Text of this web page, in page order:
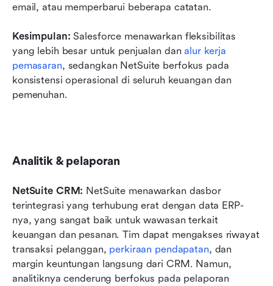
email, atau memperbarui beberapa catatan.
Kesimpulan: Salesforce menawarkan fleksibilitas
yang lebih besar untuk penjualan dan alur kerja
pemasaran, sedangkan NetSuite berfokus pada
konsistensi operasional di seluruh keuangan dan
pemenuhan.
Analitik & pelaporan
NetSuite CRM: NetSuite menawarkan dasbor
terintegrasi yang terhubung erat dengan data ERP-
nya, yang sangat baik untuk wawasan terkait
keuangan dan pesanan. Tim dapat mengakses riwayat
transaksi pelanggan, perkiraan pendapatan, dan
margin keuntungan langsung dari CRM. Namun,
analitiknya cenderung berfokus pada pelaporan